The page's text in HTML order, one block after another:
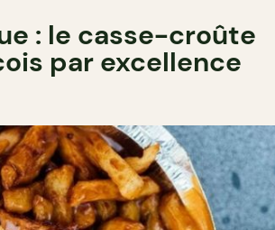
: le casse-croûte
par excellence